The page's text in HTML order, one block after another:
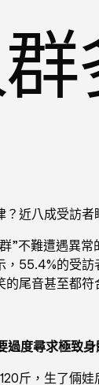
？近八成受訪
”不難遭遇異
，55.4%的受
尾音甚至都
度尋求極致
斤，生了倆